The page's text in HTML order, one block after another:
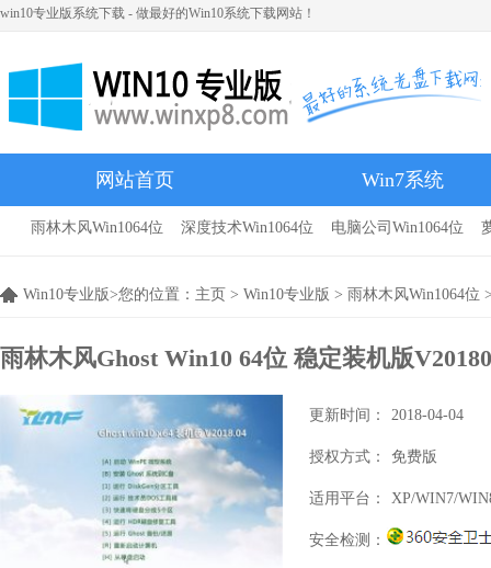
win10专业版系统下载 - 做最好的Win10系统下载网站！
网站首页 Win7系统
雨林木风
雨林木风Win1064位 深度技术Win1064位 电脑公司Win1064位
Win10专业版>您的位置： 主页 > Win10专业版 > 雨林木风Win1064位
雨林木风Ghost Win10 64位 稳定装机版
更新时间： 2018-04-04
授权方式： 免费版
适用平台： XP/WIN7/
安全检测：